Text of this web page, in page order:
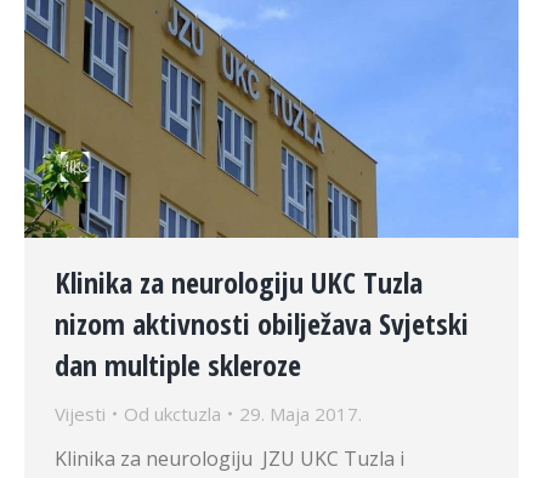
Klinika za neurologiju UKC Tuzla
nizom aktivnosti obilježava Svjetski
dan multiple skleroze
Vijesti Od ukctuzla 29. Maja 2017.
Klinika za neurologiju JZU UKC Tuzla i